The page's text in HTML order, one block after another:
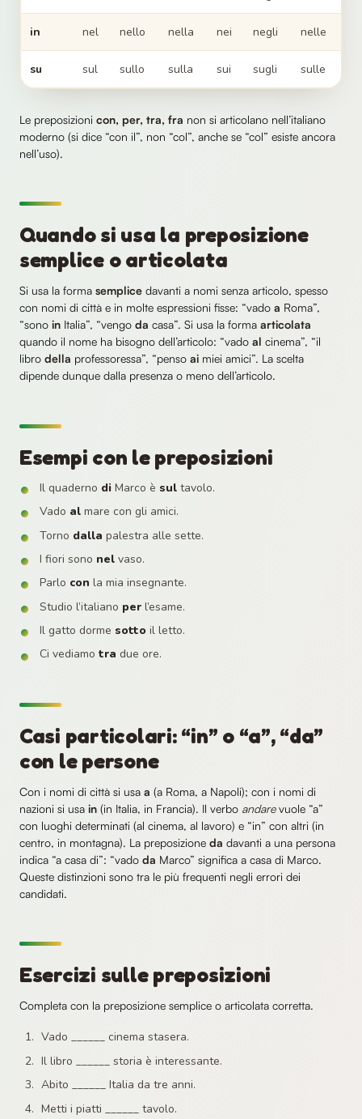
in nel nello nella nei negli nelle
su sul sullo sulla sui sugli sulle
Le preposizioni con, per, tra, fra non si articolano nell’italiano
moderno (si dice “con il”, non “col”, anche se “col” esiste ancora
nell’uso).
Quando si usa la preposizione
semplice o articolata
Si usa la forma semplice davanti a nomi senza articolo, spesso
con nomi di città e in molte espressioni fisse: “vado a Roma”,
“sono in Italia”, “vengo da casa”. Si usa la forma articolata
quando il nome ha bisogno dell’articolo: “vado al cinema”, “il
libro della professoressa”, “penso ai miei amici”. La scelta
dipende dunque dalla presenza o meno dell’articolo.
Esempi con le preposizioni
Il quaderno di Marco è sul tavolo.
Vado al mare con gli amici.
Torno dalla palestra alle sette.
I fiori sono nel vaso.
Parlo con la mia insegnante.
Studio l’italiano per l’esame.
Il gatto dorme sotto il letto.
Ci vediamotra due ore.
Casi particolari: “in” o “a”, “da”
con le persone
Con i nomi di città si usa a (a Roma, a Napoli); con i nomi di
nazioni si usa in (in Italia, in Francia). Il verbo andarevuole “a”
con luoghi determinati (al cinema, al lavoro) e “in” con altri (in
centro, in montagna). La preposizione da davanti a una persona
indica “a casa di”: “vado da Marco” significa a casa di Marco.
Queste distinzioni sono tra le più frequenti negli errori dei
candidati.
Esercizi sulle preposizioni
Completa con la preposizione semplice o articolata corretta.
Vado ______ cinema stasera.
Il libro ______ storia è interessante.
Abito ______ Italia da tre anni.
Metti i piatti ______ tavolo.